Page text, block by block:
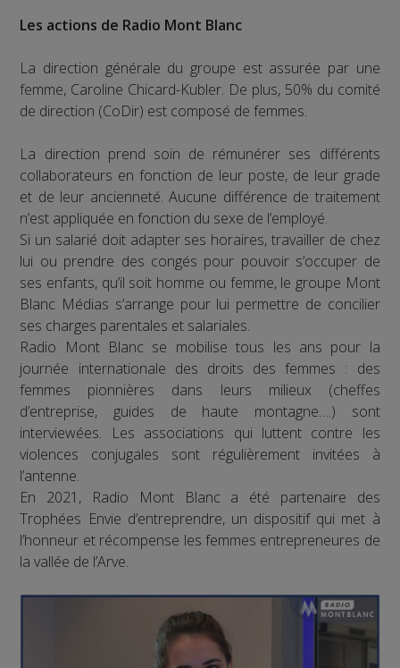
Les actions de Radio Mont Blanc
La direction générale du groupe est assurée par une
femme, Caroline Chicard-Kubler. De plus, 50% du comité
de direction (CoDir) est composé de femmes.
La direction prend soin de rémunérer ses différents
collaborateurs en fonction de leur poste, de leur grade
et de leur ancienneté. Aucune différence de traitement
n’est appliquée en fonction du sexe de l’employé.
Si un salarié doit adapter ses horaires, travailler de chez
lui ou prendre des congés pour pouvoir s’occuper de
ses enfants, qu’il soit homme ou femme, le groupe Mont
Blanc Médias s’arrange pour lui permettre de concilier
ses charges parentales et salariales.
Radio Mont Blanc se mobilise tous les ans pour la
journée internationale des droits des femmes : des
femmes pionnières dans leurs milieux (cheffes
d’entreprise, guides de haute montagne….) sont
interviewées. Les associations qui luttent contre les
violences conjugales sont régulièrement invitées à
l’antenne.
En 2021, Radio Mont Blanc a été partenaire des
Trophées Envie d’entreprendre, un dispositif qui met à
l’honneur et récompense les femmes entrepreneures de
la vallée de l’Arve.